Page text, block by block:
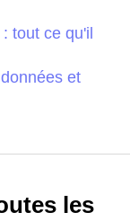
tout ce qu'il
et
les